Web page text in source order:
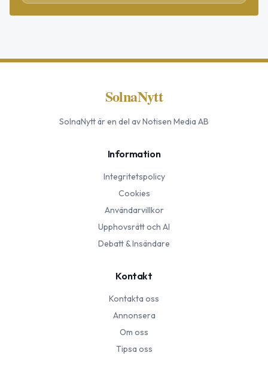
SolnaNytt
SolnaNyttär en del av Notisen Media AB
Information
Integritetspolicy
Cookies
Användarvillkor
Upphovsrätt och AI
Debatt & Insändare
Kontakt
Kontakta oss
Annonsera
Om oss
Tipsa oss